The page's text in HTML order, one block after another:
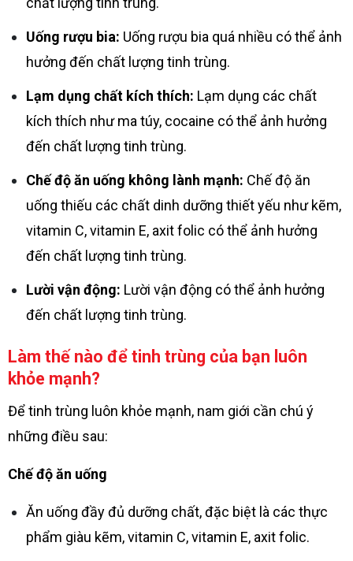
Uống rượu bia: Uống rượu bia quá nhiều có thể ảnh
hưởng đến chất lượng tinh trùng.
Lạm dụng chất kích thích: Lạm dụng các chất
kích thích như ma túy, cocaine có thể ảnh hưởng
đến chất lượng tinh trùng.
Chế độ ăn uống không lành mạnh: Chế độ ăn
uống thiếu các chất dinh dưỡng thiết yếu như kẽm,
vitamin C, vitamin E, axit folic có thể ảnh hưởng
đến chất lượng tinh trùng.
Lười vận động: Lười vận động có thể ảnh hưởng
đến chất lượng tinh trùng.
Làm thế nào để tinh trùng của bạn luôn
khỏe mạnh?
Để tinh trùng luôn khỏe mạnh, nam giới cần chú ý
những điều sau:
Chế độ ăn uống
Ăn uống đầy đủ dưỡng chất, đặc biệt là các thực
phẩm giàu kẽm, vitamin C, vitamin E, axit folic.